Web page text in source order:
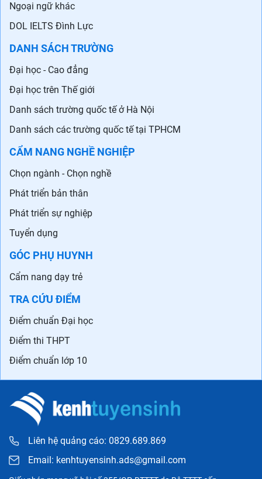
Ngoại ngữ khác
DOL IELTS Đình Lực
DANH SÁCH TRƯỜNG
Đại học - Cao đẳng
Đại học trên Thế giới
Danh sách trường quốc tế ở Hà Nội
Danh sách các trường quốc tế tại TPHCM
CẨM NANG NGHỀ NGHIỆP
Chọn ngành - Chọn nghề
Phát triển bản thân
Phát triển sự nghiệp
Tuyển dụng
GÓC PHỤ HUYNH
Cẩm nang dạy trẻ
TRA CỨU ĐIỂM
Điểm chuẩn Đại học
Điểm thi THPT
Điểm chuẩn lớp 10
Liên hệ quảng cáo: 0829.689.869
Email: kenhtuyensinh.ads@gmail.com